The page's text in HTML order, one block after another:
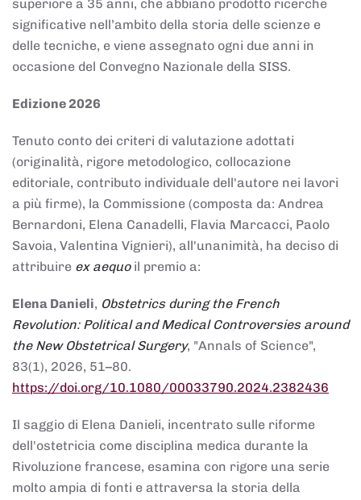
superiore a 35 anni, che abbiano prodotto ricerche
significative nell’ambito della storia delle scienze e
delle tecniche, e viene assegnato ogni due anni in
occasione del Convegno Nazionale della SISS.
Edizione 2026
Tenuto conto dei criteri di valutazione adottati
(originalità, rigore metodologico, collocazione
editoriale, contributo individuale dell'autore nei lavori
a più firme), la Commissione (composta da: Andrea
Bernardoni, Elena Canadelli, Flavia Marcacci, Paolo
Savoia, Valentina Vignieri), all'unanimità, ha deciso di
attribuire ex aequoil premio a:
Elena Danieli, Obstetrics during the French
Revolution: Political and Medical Controversies around
the New Obstetrical Surgery, "Annals of Science",
83(1), 2026, 51–80.
https://doi.org/10.1080/00033790.2024.2382436
Il saggio di Elena Danieli, incentrato sulle riforme
dell'ostetricia come disciplina medica durante la
Rivoluzione francese, esamina con rigore una serie
molto ampia di fonti e attraversa la storia della